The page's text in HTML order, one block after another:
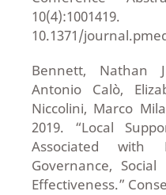
10.1371/
Bennett, Nathan
Antonio Calò,
Niccolini, Marco
2019. “Local
Associated with
Governance,
Effectiveness.”